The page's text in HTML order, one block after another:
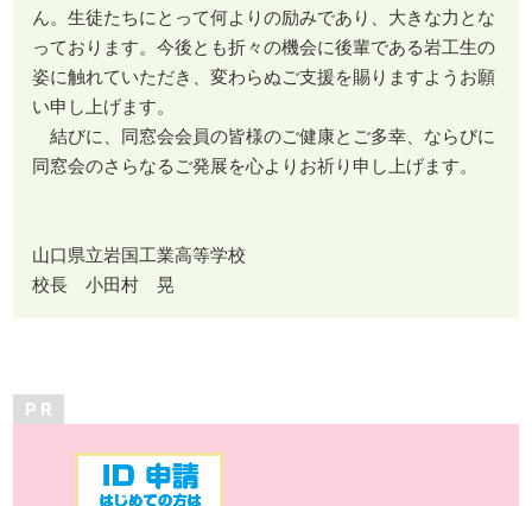
ん。生徒たちにとって何よりの励みであり、大きな力とな
っております。今後とも折々の機会に後輩である岩工生の
姿に触れていただき、変わらぬご支援を賜りますようお願
い申し上げます。
結びに、同窓会会員の皆様のご健康とご多幸、ならびに
同窓会のさらなるご発展を心よりお祈り申し上げます。
山口県立岩国工業高等学校
校長 小田村 晃
P R